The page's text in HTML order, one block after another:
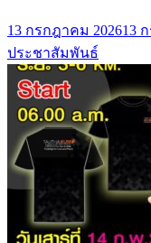
13 กรกฎาคม 202613
ประชาสัมพันธ์